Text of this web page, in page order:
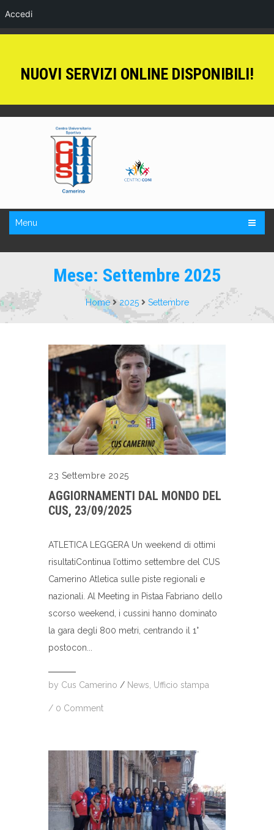
Accedi
NUOVI SERVIZI ONLINE DISPONIBILI!
Menu
Mese: Settembre 2025
Home 2025 Settembre
23 Settembre 2025
AGGIORNAMENTI DAL MONDO DEL
CUS, 23/09/2025
ATLETICA LEGGERA Un weekend di ottimi
risultatiContinua l’ottimo settembre del CUS
Camerino Atletica sulle piste regionali e
nazionali. Al Meeting in Pistaa Fabriano dello
scorso weekend, i cussini hanno dominato
la gara degli 800 metri, centrando il 1°
postocon...
by Cus Camerino / News, Ufficio stampa
/ 0 Comment